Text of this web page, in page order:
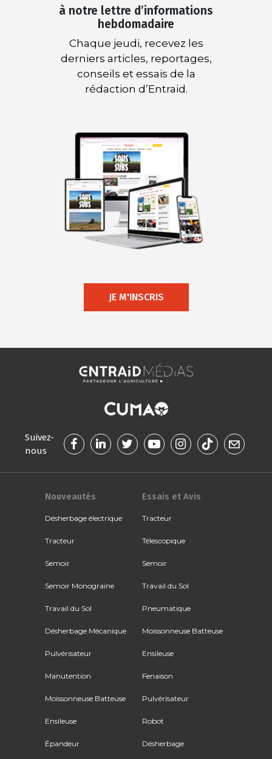
à notre lettre d’informations
hebdomadaire
Chaque jeudi, recevez les
derniers articles, reportages,
conseils et essais de la
rédaction d’Entraid.
JE M'INSCRIS
Suivez-
nous
Nouveautés
Désherbage électrique
Tracteur
Semoir
Semoir Monograine
Travail du Sol
Désherbage Mécanique
Pulvérisateur
Manutention
Moissonneuse Batteuse
Ensileuse
Épandeur
Essais et Avis
Tracteur
Télescopique
Semoir
Travail du Sol
Pneumatique
Moissonneuse Batteuse
Ensileuse
Fenaison
Pulvérisateur
Robot
Désherbage